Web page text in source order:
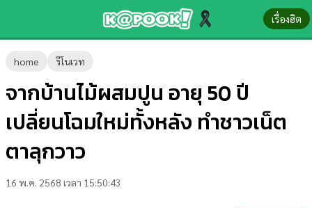
เรื่องฮิต
home รีโนเวท
จากบ้านไม้ผสมปูน อายุ 50 ปี
เปลี่ยนโฉมใหม่ทั้งหลัง ทำชาวเน็ต
ตาลุกวาว
16 พ.ค. 2568 เวลา 15:50:43
ข่าว-
ความ
รู้
ข่าว
บันเทิง